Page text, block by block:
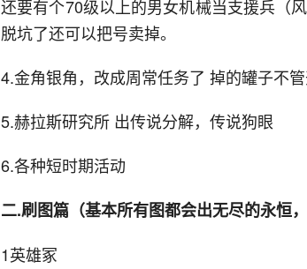
还要有个70级以上的男女机械当支援兵（
脱坑了还可以把号卖掉。
4.金角银角，改成周常任务了 掉的罐子不
5.赫拉斯研究所 出传说分解，传说狗眼
6.各种短时期活动
二.刷图篇（基本所有图都会出无尽的永恒，
1英雄冢